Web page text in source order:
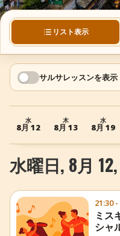
サルサ用語集
ショップ
TuneTempo
+ イベントを追加
リスト表示
サルサレッスンを表示
水
8月 12
木
8月 13
水
8月 19
水曜日, 8月
21:30
ミス
シャ